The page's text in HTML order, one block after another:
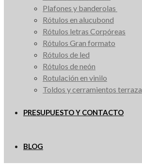
Plafones y banderolas
Rótulos en alucubond
Rótulos letras Corpóreas
Rótulos Gran formato
Rótulos de led
Rótulos de neón
Rotulación en vinilo
Toldos y cerramientos terraza
PRESUPUESTO Y CONTACTO
BLOG